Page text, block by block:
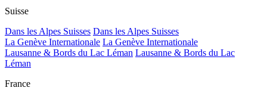
Suisse
Dans les Alpes Suisses Dans les Alpes Suisses
La Genève Internationale La Genève Internationale
Lausanne & Bords du Lac Léman Lausanne & Bords du Lac
Léman
France